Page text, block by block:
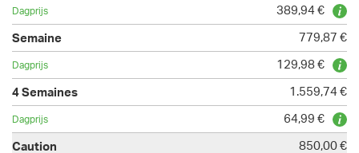
389,94 €
779,87 €
129,98 €
1.559,74 €
64,99 €
850,00 €